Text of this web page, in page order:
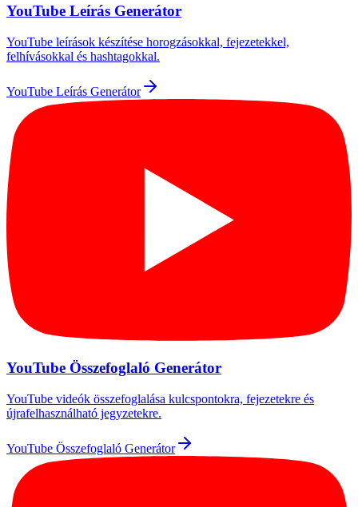
YouTube Leírás Generátor
YouTube leírások készítése horogzásokkal, fejezetekkel,
felhívásokkal és hashtagokkal.
YouTube Leírás Generátor
YouTube Összefoglaló Generátor
YouTube videók összefoglalása kulcspontokra, fejezetekre és
újrafelhasználható jegyzetekre.
YouTube Összefoglaló Generátor